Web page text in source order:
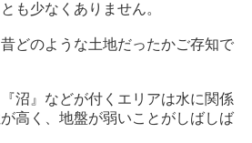
も少なくありません。
どのような土地だったかご存知で
沼』などが付くエリアは水に関係
高く、地盤が弱いことがしばしば